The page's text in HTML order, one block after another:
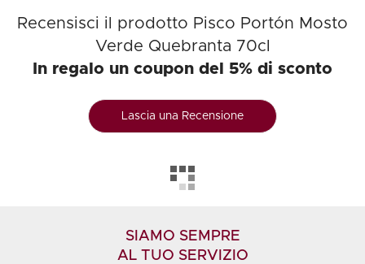
Recensisci il prodotto Pisco Portón Mosto
Verde Quebranta 70cl
In regalo un coupon del 5% di sconto
Lascia una Recensione
SIAMO SEMPRE
AL TUO SERVIZIO